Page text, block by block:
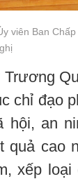
viên Ban
chỉ đạo
hội, an
quả cao
xếp